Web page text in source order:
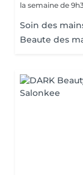
la semaine de
Soin des
Beaute des